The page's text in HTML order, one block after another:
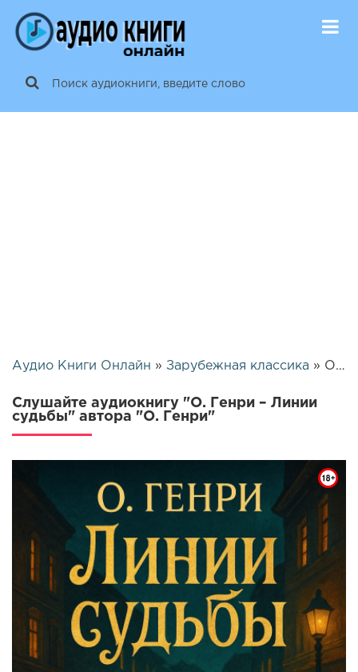
Аудио Книги Онлайн » Зарубежная классика » О. Генри – Линии судьбы | 26135
Слушайте аудиокнигу "О. Генри – Линии
судьбы" автора "О. Генри"